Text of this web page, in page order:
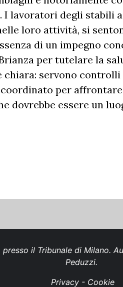
lavoratori degli stabili
loro attività, si
di un impegno
per tutelare la
chiara: servono
per
dovrebbe essere un
il Tribunale di Milano.
Peduzzi.
Privacy- Cookie